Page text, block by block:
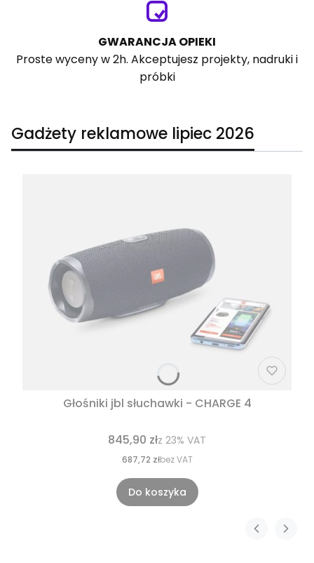
GWARANCJA OPIEKI
Proste wyceny w 2h. Akceptujesz projekty, nadruki i
próbki
Gadżety reklamowe lipiec 2026
Głośniki jbl słuchawki - CHARGE 4
845,90 złz 23% VAT
687,72 złbez VAT
Do koszyka